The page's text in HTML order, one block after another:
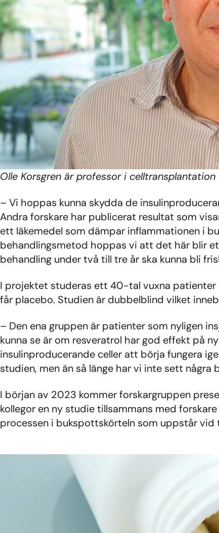
Olle Korsgren är professor i
– Vi hoppas kunna skydda de
Andra forskare har publicerat resultat som
ett läkemedel som dämpar inflammationen i
behandlingsmetod hoppas vi att det här blir
behandling under två till tre år ska kunna bli
I projektet studeras ett 40-tal vuxna patienter
får placebo. Studien är dubbelblind vilket
– Den ena gruppen är patienter som nyligen
kunna se är om resveratrol har god effekt på
insulinproducerande celler att börja fungera
studien, men än så länge har vi inte sett några
I början av 2023 kommer forskargruppen
kollegor en ny studie tillsammans med
processen i bukspottskörteln som uppstår vid